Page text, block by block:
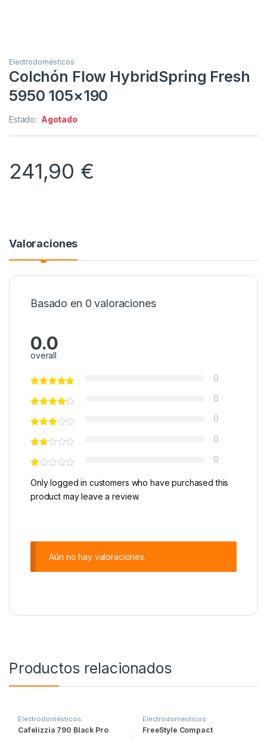
Electrodomésticos
Colchón Flow HybridSpring Fresh
5950 105×190
Estado: Agotado
241,90 €
Valoraciones
Basado en 0 valoraciones
0.0
overall
0
0
0
0
0
Only logged in customers who have purchased this
product may leave a review.
Aún no hay valoraciones.
Productos relacionados
Electrodomésticos
Cafelizzia 790 Black Pro
Electrodomésticos
FreeStyle Compact